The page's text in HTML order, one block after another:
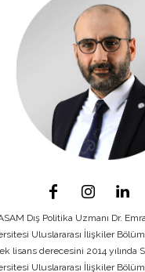
Dış Politika Uzmanı Dr.
Uluslararası İlişkiler
lisans derecesini 2014 yılında
Uluslararası İlişkiler